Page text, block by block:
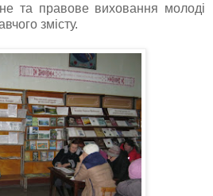
та правове виховання молоді
змісту.